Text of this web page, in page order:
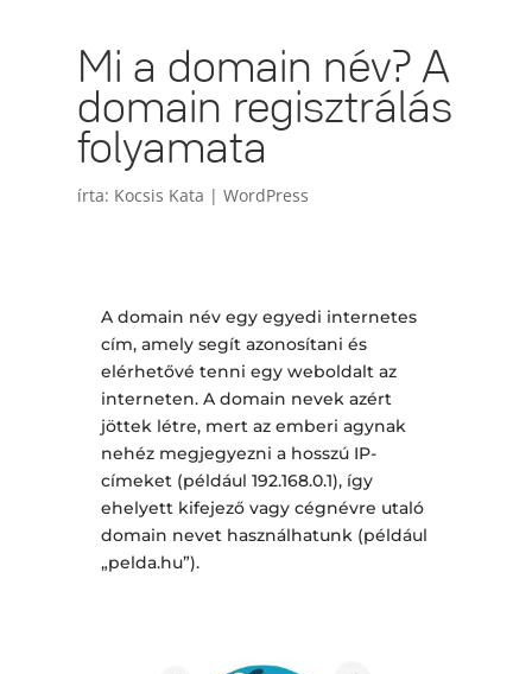
Mi a domain név? A
domain regisztrálás
folyamata
írta: Kocsis Kata | WordPress
A domain név egy egyedi internetes
cím, amely segít azonosítani és
elérhetővé tenni egy weboldalt az
interneten. A domain nevek azért
jöttek létre, mert az emberi agynak
nehéz megjegyezni a hosszú IP-
címeket (például 192.168.0.1), így
ehelyett kifejező vagy cégnévre utaló
domain nevet használhatunk (például
„pelda.hu”).